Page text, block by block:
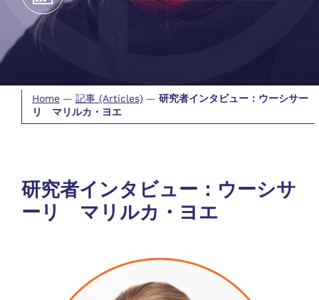
Home — 記事 (Articles) — 研究者インタビュー：ウーシサー
リ マリルカ・ヨエ
研究者インタビュー：ウーシサ
ーリ マリルカ・ヨエ